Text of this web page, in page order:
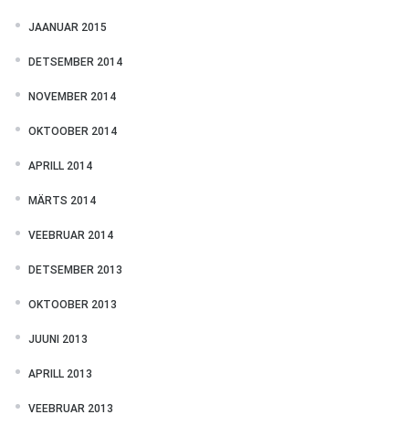
JAANUAR 2015
DETSEMBER 2014
NOVEMBER 2014
OKTOOBER 2014
APRILL 2014
MÄRTS 2014
VEEBRUAR 2014
DETSEMBER 2013
OKTOOBER 2013
JUUNI 2013
APRILL 2013
VEEBRUAR 2013